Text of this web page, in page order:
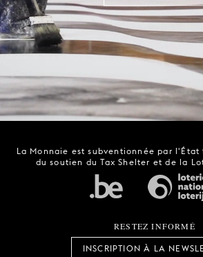
La Monnaie est subventionnée par
du soutien du Tax Shelter et de la
RESTEZ INFORMÉ
INSCRIPTION À LA